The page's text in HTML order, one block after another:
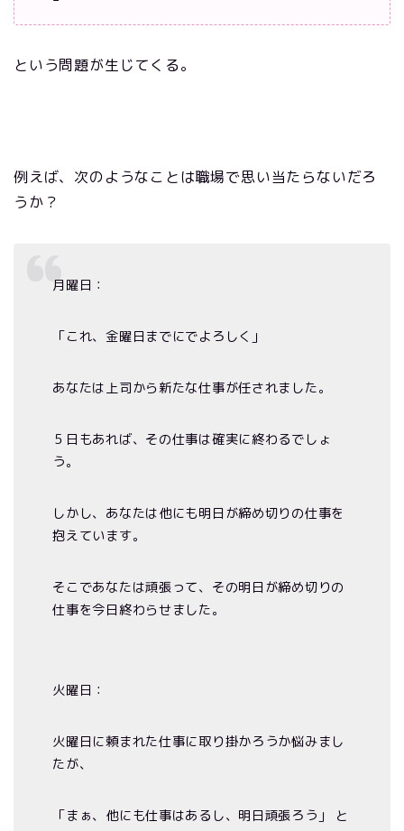
という問題が生じてくる。
例えば、次のようなことは職場で思い当たらないだろ
うか？
月曜日：
「これ、金曜日までにでよろしく」
あなたは上司から新たな仕事が任されました。
５日もあれば、その仕事は確実に終わるでしょ
う。
しかし、あなたは他にも明日が締め切りの仕事を
抱えています。
そこであなたは頑張って、その明日が締め切りの
仕事を今日終わらせました。
火曜日：
火曜日に頼まれた仕事に取り掛かろうか悩みまし
たが、
「まぁ、他にも仕事はあるし、明日頑張ろう」 と